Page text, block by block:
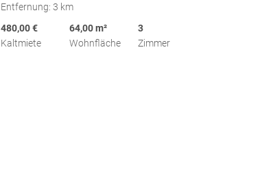
Entfernung: 3 km
480,00 €
Kaltmiete
64,00 m²
Wohnfläche
3
Zimmer